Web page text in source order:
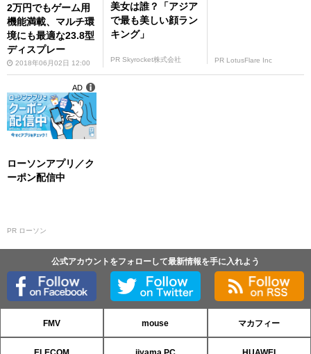
2万円でもゲーム用
機能満載、マルチ環
境にも最適な23.8型
ディスプレー
2018年06月02日 12:00
美女は誰？「アジア
で最も美しい顔ラン
キング」
PR Skyrocket株式会社 PR LotusFlare Inc
ローソンアプリ／ク
ーポン配信中
PR ローソン
AD
公式アカウントをフォローして最新情報を手に入れよう
FMV mouse マカフィー